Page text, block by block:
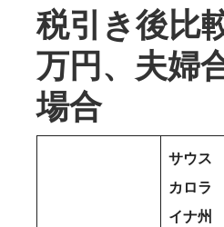
税引き後比
万円、夫婦
場合
サウス
カロラ
イナ州